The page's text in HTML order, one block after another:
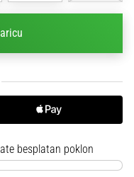
besplatan poklon